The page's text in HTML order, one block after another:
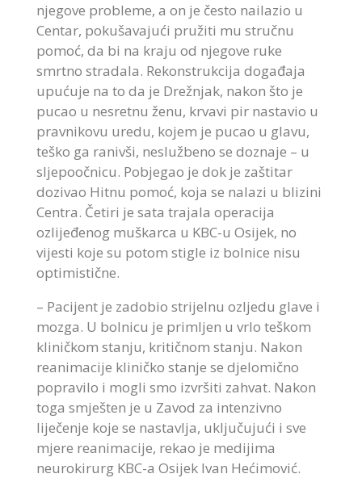
njegove probleme, a on je često nailazio u
Centar, pokušavajući pružiti mu stručnu
pomoć, da bi na kraju od njegove ruke
smrtno stradala. Rekonstrukcija događaja
upućuje na to da je Drežnjak, nakon što je
pucao u nesretnu ženu, krvavi pir nastavio u
pravnikovu uredu, kojem je pucao u glavu,
teško ga ranivši, neslužbeno se doznaje – u
sljepoočnicu. Pobjegao je dok je zaštitar
dozivao Hitnu pomoć, koja se nalazi u blizini
Centra. Četiri je sata trajala operacija
ozlijeđenog muškarca u KBC-u Osijek, no
vijesti koje su potom stigle iz bolnice nisu
optimistične.
– Pacijent je zadobio strijelnu ozljedu glave i
mozga. U bolnicu je primljen u vrlo teškom
kliničkom stanju, kritičnom stanju. Nakon
reanimacije kliničko stanje se djelomično
popravilo i mogli smo izvršiti zahvat. Nakon
toga smješten je u Zavod za intenzivno
liječenje koje se nastavlja, uključujući i sve
mjere reanimacije, rekao je medijima
neurokirurg KBC-a Osijek Ivan Hećimović.